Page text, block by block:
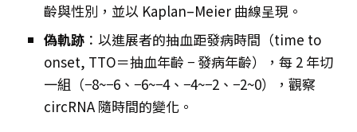
齡與性別，並以 Kaplan–Meier 曲線呈現。
偽軌跡 ：以進展者的抽血距發病時間（time to
onset, TTO＝抽血年齡 − 發病年齡），每 2 年切
一組（−8~−6、−6~−4、−4~−2、−2~0），觀察
circRNA 隨時間的變化。